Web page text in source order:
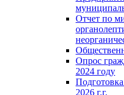
Отчет по
Опрос
2024 году
2026 г.г.